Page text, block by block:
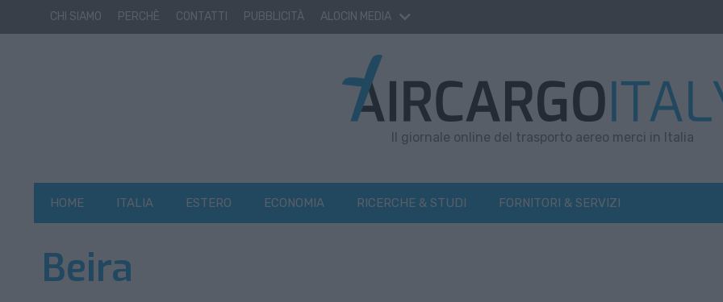
CHI SIAMO PERCHÈ CONTATTI PUBBLICITÀ ALOCIN MEDIA
Il giornale online del trasporto aereo merci in Italia
HOME ITALIA ESTERO ECONOMIA RICERCHE & STUDI FORNITORI & SERVIZI
Beira